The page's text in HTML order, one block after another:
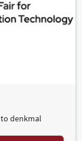
to denkmal